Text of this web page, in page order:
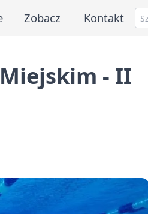
Zobacz Kontakt
- II